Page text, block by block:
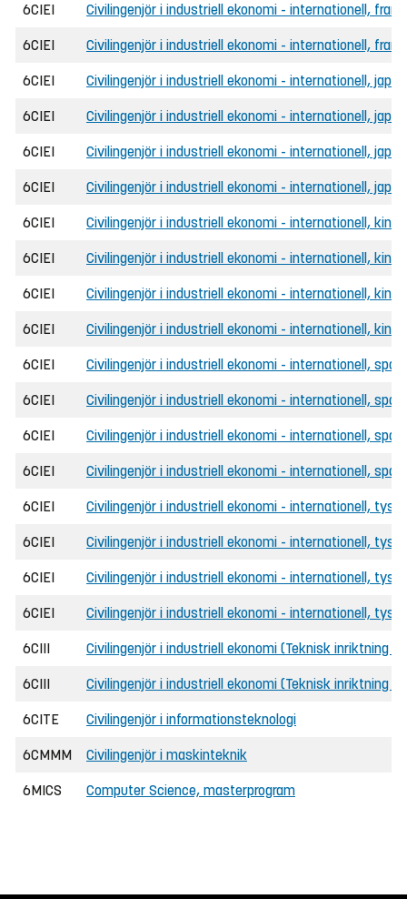
6CIEI Civilingenjör i industriell ekonomi - internationell,
6CIEI Civilingenjör i industriell ekonomi - internationell,
6CIEI Civilingenjör i industriell ekonomi - internationell,
6CIEI Civilingenjör i industriell ekonomi - internationell,
6CIEI Civilingenjör i industriell ekonomi - internationell,
6CIEI Civilingenjör i industriell ekonomi - internationell,
6CIEI Civilingenjör i industriell ekonomi - internationell,
6CIEI Civilingenjör i industriell ekonomi - internationell,
6CIEI Civilingenjör i industriell ekonomi - internationell,
6CIEI Civilingenjör i industriell ekonomi - internationell,
6CIEI Civilingenjör i industriell ekonomi - internationell,
6CIEI Civilingenjör i industriell ekonomi - internationell,
6CIEI Civilingenjör i industriell ekonomi - internationell,
6CIEI Civilingenjör i industriell ekonomi - internationell,
6CIEI Civilingenjör i industriell ekonomi - internationell, tyska
6CIEI Civilingenjör i industriell ekonomi - internationell, tyska
6CIEI Civilingenjör i industriell ekonomi - internationell,
6CIEI Civilingenjör i industriell ekonomi - internationell,
6CIII Civilingenjör i industriell ekonomi (Teknisk inriktning
6CIII Civilingenjör i industriell ekonomi (Teknisk inriktning
6CITE Civilingenjör i informationsteknologi
6CMMM Civilingenjör i maskinteknik
6MICS Computer Science, masterprogram